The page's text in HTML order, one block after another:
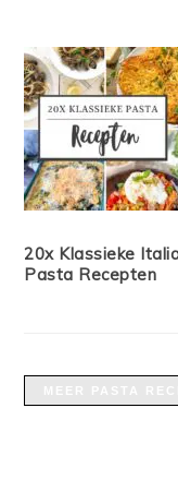
20x Klassieke
Pasta Recepten